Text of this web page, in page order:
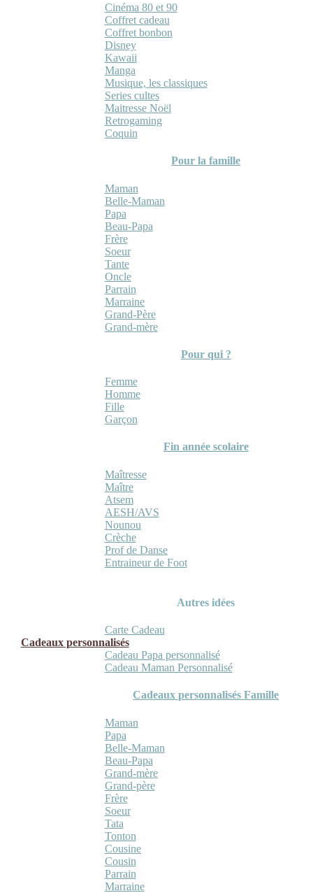
Cinéma 80 et 90
Coffret cadeau
Coffret bonbon
Disney
Kawaii
Manga
Musique, les classiques
Series cultes
Maitresse Noël
Retrogaming
Coquin
Pour la famille
Maman
Belle-Maman
Papa
Beau-Papa
Frère
Soeur
Tante
Oncle
Parrain
Marraine
Grand-Père
Grand-mère
Pour qui ?
Femme
Homme
Fille
Garçon
Fin année scolaire
Maîtresse
Maître
Atsem
AESH/AVS
Nounou
Crèche
Prof de Danse
Entraineur de Foot
Autres idées
Carte Cadeau
Cadeaux personnalisés
Cadeau Papa personnalisé
Cadeau Maman Personnalisé
Cadeaux personnalisés Famille
Maman
Papa
Belle-Maman
Beau-Papa
Grand-mère
Grand-père
Frère
Soeur
Tata
Tonton
Cousine
Cousin
Parrain
Marraine